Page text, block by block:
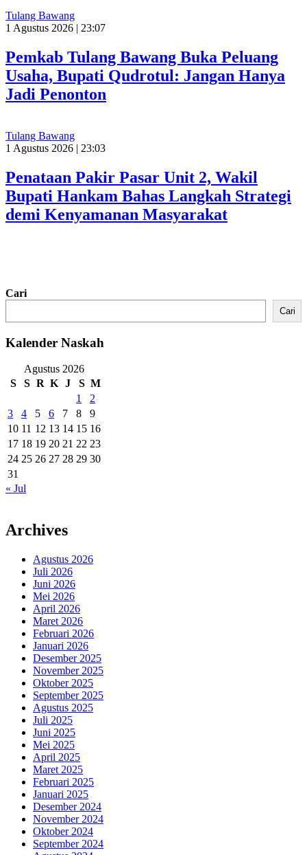
Tulang Bawang
1 Agustus 2026 | 23:07
Pemkab Tulang Bawang Buka Peluang
Usaha, Bupati Qudrotul: Jangan Hanya
Jadi Penonton
Tulang Bawang
1 Agustus 2026 | 23:03
Penataan Pakir Pasar Unit 2, Wakil
Bupati Hankam Bahas Langkah Strategi
demi Kenyamanan Masyarakat
Cari
Cari
Kalender Naskah
Agustus 2026
S
S R K J S M
1
2
3
4 5 6 7 8
9
10 11 12 13 14 15 16
17 18 19 20 21 22 23
24 25 26 27 28 29 30
31
« Jul
Archives
Agustus 2026
Juli 2026
Juni 2026
Mei 2026
April 2026
Maret 2026
Februari 2026
Januari 2026
Desember 2025
November 2025
Oktober 2025
September 2025
Agustus 2025
Juli 2025
Juni 2025
Mei 2025
April 2025
Maret 2025
Februari 2025
Januari 2025
Desember 2024
November 2024
Oktober 2024
September 2024